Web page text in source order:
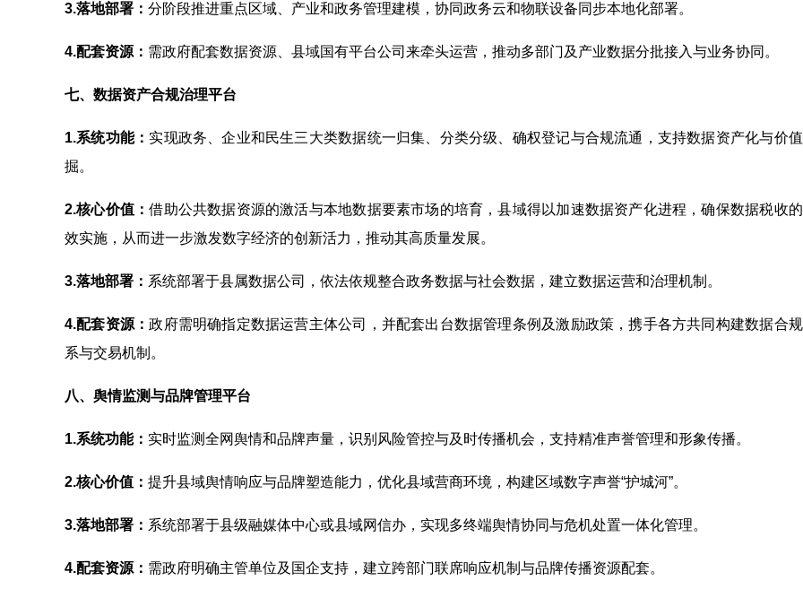
3.落地部署： 分阶段推进重点区域、产业和政务管理建模，协同政务云和物联设备同步本地化部署。
4.配套资源： 需政府配套数据资源、县域国有平台公司来牵头运营，推动多部门及产业数据分批接入与业务协同。
七、数据资产合规治理平台
1.系统功能： 实现政务、企业和民生三大类数据统一归集、分类分级、确权登记与合规流通，支持数据资产化与价
掘。
2.核心价值：借助公共数据资源的激活与本地数据要素市场的培育，县域得以加速数据资产化进程，确保数据税收
效实施，从而进一步激发数字经济的创新活力，推动其高质量发展。
3.落地部署： 系统部署于县属数据公司，依法依规整合政务数据与社会数据，建立数据运营和治理机制。
4.配套资源：政府需明确指定数据运营主体公司，并配套出台数据管理条例及激励政策，携手各方共同构建数据合
系与交易机制。
八、舆情监测与品牌管理平台
1.系统功能： 实时监测全网舆情和品牌声量，识别风险管控与及时传播机会，支持精准声誉管理和形象传播。
2.核心价值： 提升县域舆情响应与品牌塑造能力，优化县域营商环境，构建区域数字声誉“护城河”。
3.落地部署： 系统部署于县级融媒体中心或县域网信办，实现多终端舆情协同与危机处置一体化管理。
4.配套资源： 需政府明确主管单位及国企支持，建立跨部门联席响应机制与品牌传播资源配套。